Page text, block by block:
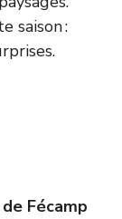
saison :
Fécamp